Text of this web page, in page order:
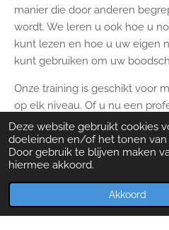
Deze website gebruikt cookies
doeleinden en/of het tonen van
Door gebruik te blijven maken
hiermee akkoord.
Akkoord
manier die door anderen
wordt. We leren u ook hoe u
kunt lezen en hoe u uw eigen
kunt gebruiken om uw
Onze training is geschikt voor
op elk niveau. Of u nu een
naar manieren om beter te
en klanten, of als u gewoon
om beter te communiceren in